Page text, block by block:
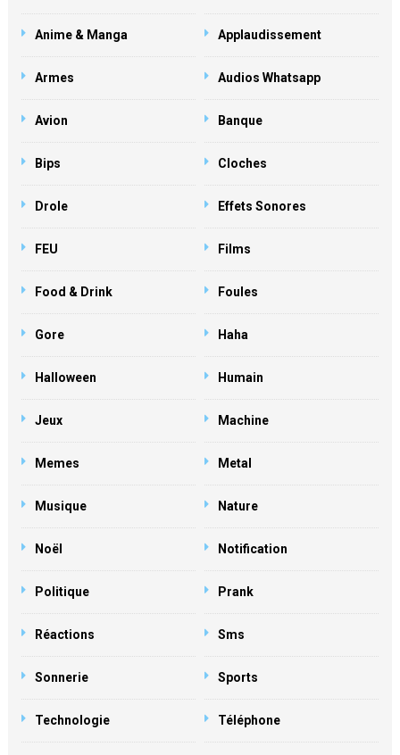
Anime & Manga Applaudissement
Armes Audios Whatsapp
Avion Banque
Bips Cloches
Drole Effets Sonores
FEU Films
Food & Drink Foules
Gore Haha
Halloween Humain
Jeux Machine
Memes Metal
Musique Nature
Noël Notification
Politique Prank
Réactions Sms
Sonnerie Sports
Technologie Téléphone